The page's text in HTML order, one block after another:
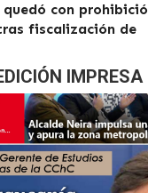
quedó con
fiscalización de
IMPRESA